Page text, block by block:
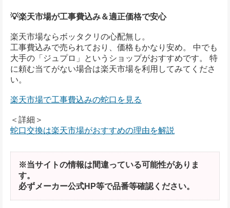
💡楽天市場が工事費込み＆適正価格で安心
楽天市場ならボッタクリの心配無し。
工事費込みで売られており、価格もかなり安め。 中でも
大手の「ジュプロ」というショップがおすすめです。 特
に頼む当てがない場合は楽天市場を利用してみてくださ
い。
楽天市場で工事費込みの蛇口を見る
＜詳細＞
蛇口交換は楽天市場がおすすめの理由を解説
※当サイトの情報は間違っている可能性がありま
す。
必ずメーカー公式HP等で品番等確認ください。